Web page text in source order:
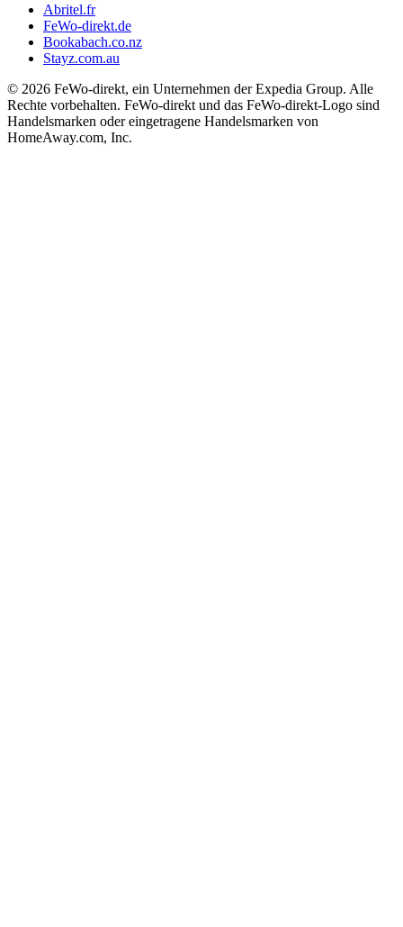
Abritel.fr
FeWo-direkt.de
Bookabach.co.nz
Stayz.com.au
© 2026 FeWo-direkt, ein Unternehmen der Expedia Group. Alle
Rechte vorbehalten. FeWo-direkt und das FeWo-direkt-Logo sind
Handelsmarken oder eingetragene Handelsmarken von
HomeAway.com, Inc.